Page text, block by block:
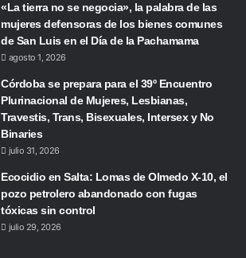
«La tierra no se negocia», la palabra de las
mujeres defensoras de los bienes comunes
de San Luis en el Día de la Pachamama
agosto 1, 2026
Córdoba se prepara para el 39º Encuentro
Plurinacional de Mujeres, Lesbianas,
Travestis, Trans, Bisexuales, Intersex y No
Binaries
julio 31, 2026
Ecocidio en Salta: Lomas de Olmedo X-10, el
pozo petrolero abandonado con fugas
tóxicas sin control
julio 29, 2026